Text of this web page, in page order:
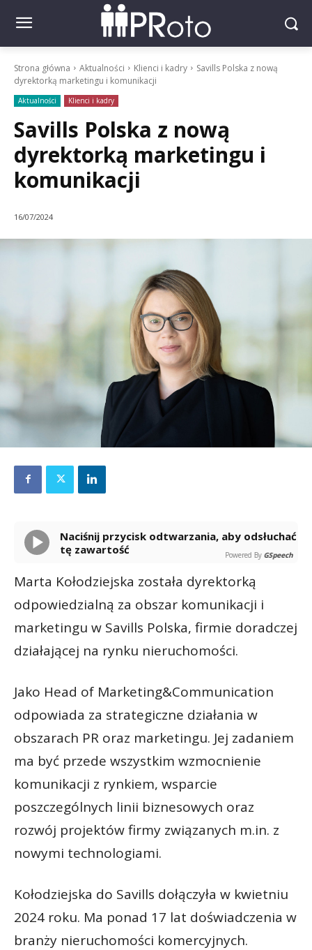
Strona główna Aktualności Klienci i kadry
Savills Polska z nową
dyrektorką marketingu i komunikacji
Aktualności Klienci i kadry
Savills Polska z nową
dyrektorką marketingu i
komunikacji
16/07/2024
Naciśnij przycisk odtwarzania, aby odsłuchać
tę zawartość
Powered By GSpeech
Marta Kołodziejska została dyrektorką
odpowiedzialną za obszar komunikacji i
marketingu w Savills Polska, firmie doradczej
działającej na rynku nieruchomości.
Jako Head of Marketing&Communication
odpowiada za strategiczne działania w
obszarach PR oraz marketingu. Jej zadaniem
ma być przede wszystkim wzmocnienie
komunikacji z rynkiem, wsparcie
poszczególnych linii biznesowych oraz
rozwój projektów firmy związanych m.in. z
nowymi technologiami.
Kołodziejska do Savills dołączyła w kwietniu
2024 roku. Ma ponad 17 lat doświadczenia w
branży nieruchomości komercyjnych.